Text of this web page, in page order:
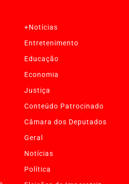
+Notícias
Entretenimento
Educação
Economia
Justiça
Conteúdo Patrocinado
Câmara dos Deputados
Geral
Notícias
Política
melhorar sua experiência